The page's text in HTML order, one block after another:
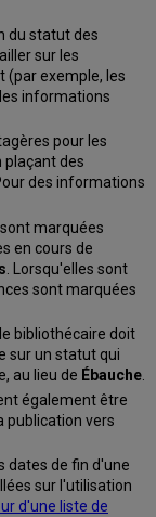
du statut des
sur les
(par exemple, les
informations
pour les
plaçant des
des informations
marquées
en cours de
. Lorsqu'elles sont
sont marquées
bibliothécaire doit
sur un statut qui
au lieu de Ébauche.
également être
publication vers
dates de fin d'une
sur l'utilisation
d'une liste de